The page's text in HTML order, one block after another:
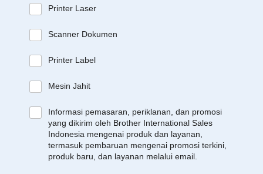
Printer Laser
Scanner Dokumen
Printer Label
Mesin Jahit
Informasi pemasaran, periklanan, dan promosi
yang dikirim oleh Brother International Sales
Indonesia mengenai produk dan layanan,
termasuk pembaruan mengenai promosi terkini,
produk baru, dan layanan melalui email.